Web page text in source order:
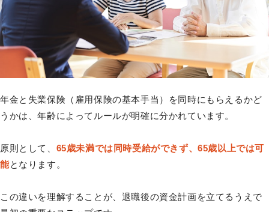
年金と失業保険（雇用保険の基本手当）を同時にもらえるかど
うかは、年齢によってルールが明確に分かれています。
原則として、 65歳未満では同時受給ができず、65歳以上では可
能となります。
この違いを理解することが、退職後の資金計画を立てるうえで